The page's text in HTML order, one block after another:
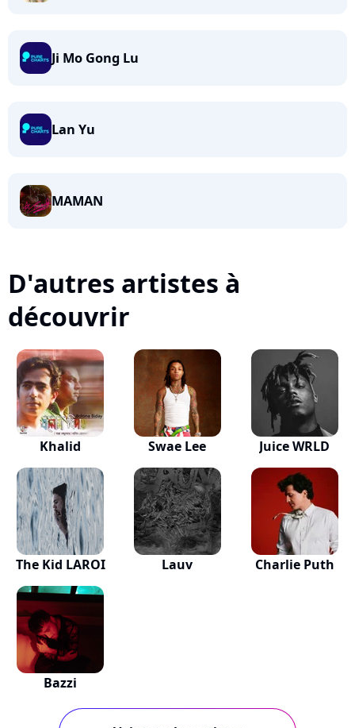
Ji Mo Gong Lu
Lan Yu
MAMAN
D'autres artistes à
découvrir
Khalid Swae Lee Juice WRLD
The Kid LAROI Lauv Charlie Puth
Bazzi